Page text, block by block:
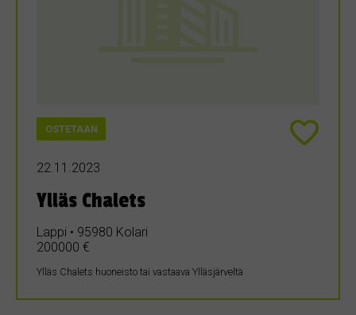
OSTETAAN
22.11.2023
Ylläs Chalets
Lappi • 95980 Kolari
200000 €
Ylläs Chalets huoneisto tai vastaava Ylläsjärveltä